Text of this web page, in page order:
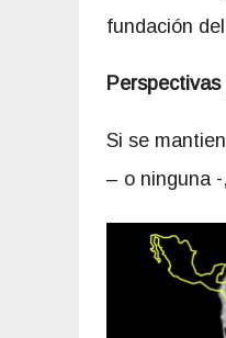
fundación
Si se
– o ninguna